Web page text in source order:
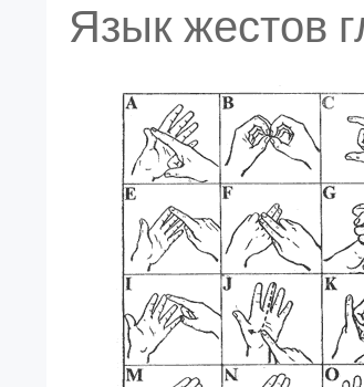
Язык жестов